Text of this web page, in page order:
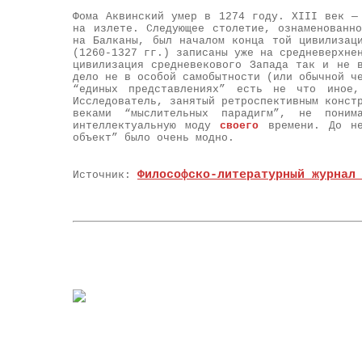
Фома Аквинский умер в 1274 году. XIII век —
на излете. Следующее столетие,
на Балканы, был началом конца той
(1260-1327 гг.) записаны уже на
цивилизация средневекового Запада так и не
дело не в особой самобытности (или обычной
“единых представлениях” есть не что
Исследователь, занятый ретроспективным
веками “мыслительных парадигм”, не
интеллектуальную моду
своего
времени. До
объект” было очень модно.
Источник: Философско-литературный